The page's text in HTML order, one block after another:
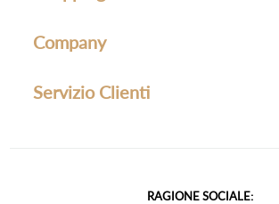
Company
Servizio Clienti
RAGIONE SOCIALE: